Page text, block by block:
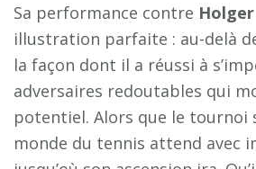
Sa performance contre Holger
illustration parfaite : au-delà
la façon dont il a réussi à
adversaires redoutables qui
potentiel. Alors que le tournoi
monde du tennis attend avec